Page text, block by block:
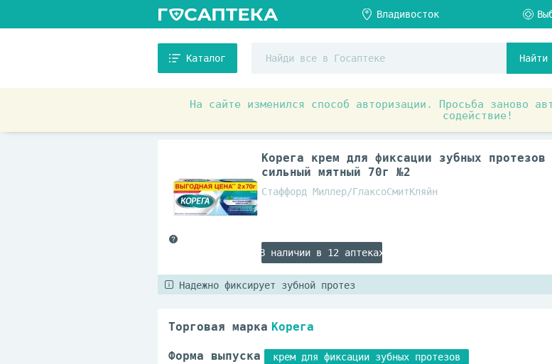
Каталог
Найти
На сайте изменился способ авторизации. Просьба заново
содействие!
Гигиена полости рта Средства
Корега крем для фиксации зубных протезов
сильный мятный 70г №2
Стаффорд Миллер/ГлаксоСмитКляйн
В наличии в 12 аптеках
Надежно фиксирует зубной протез
Торговая марка Корега
Форма выпуска крем для фиксации зубных протезов